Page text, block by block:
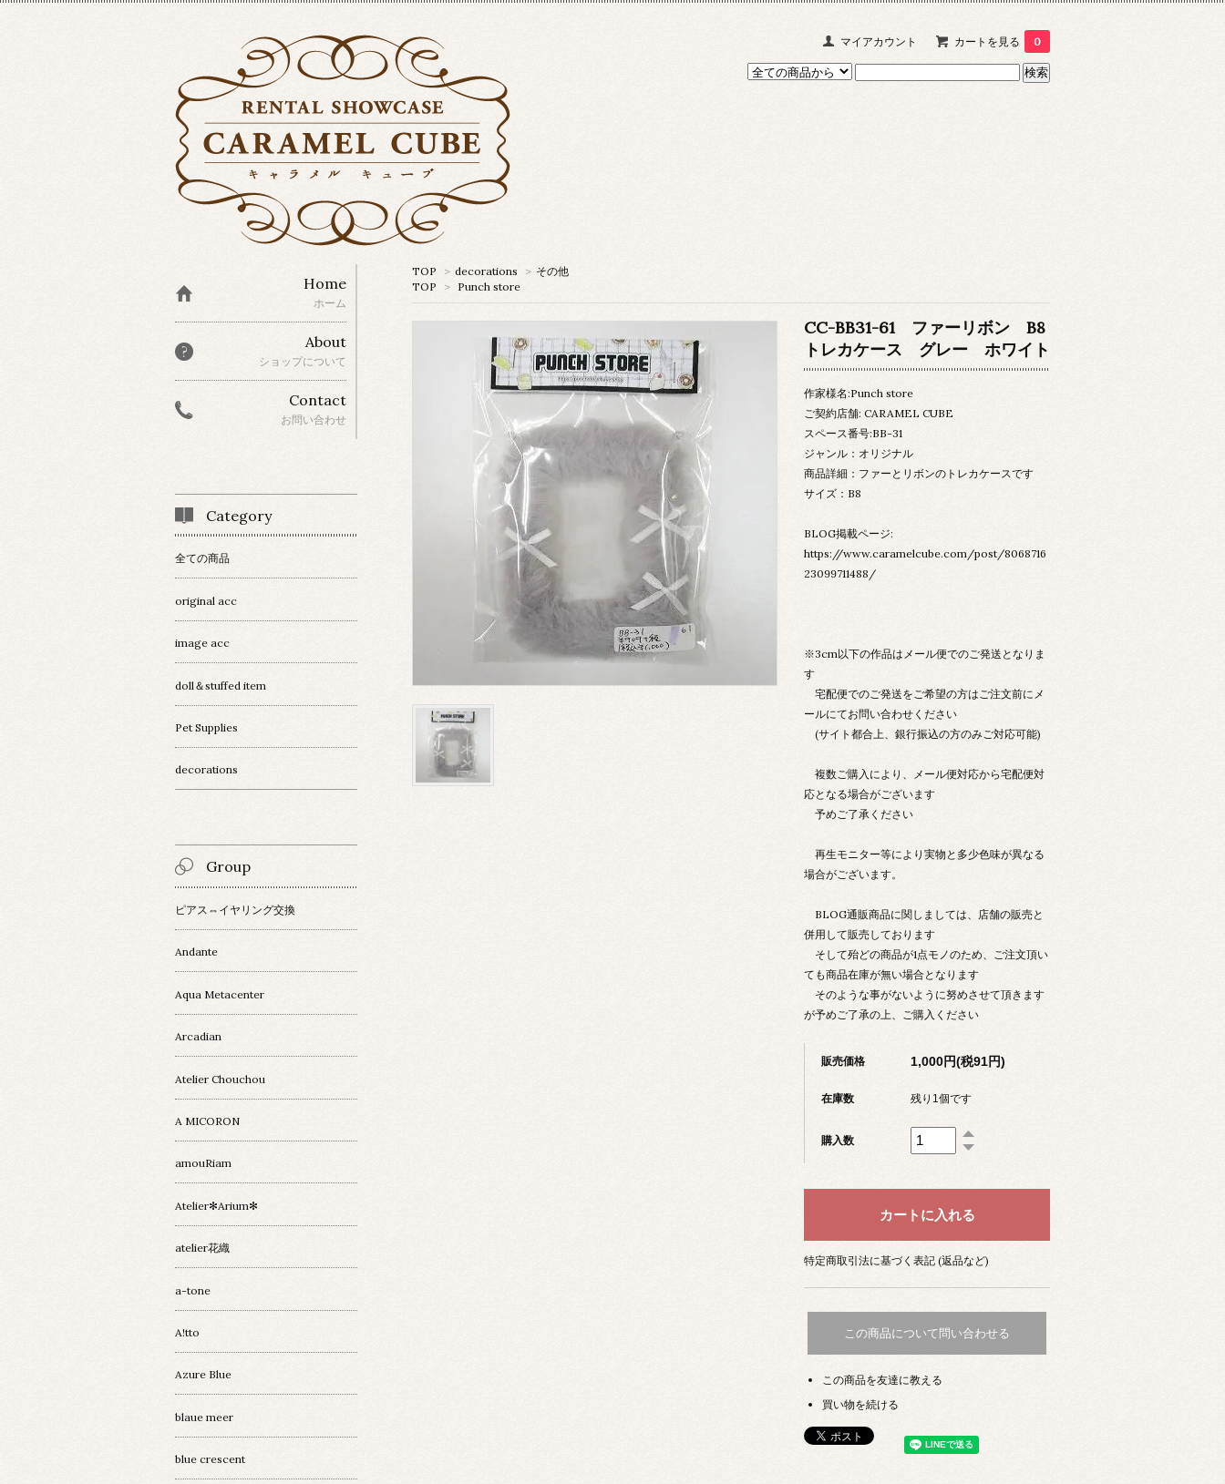
マイアカウント カートを見る 0
TOP > decorations > その他
TOP
> Punch store
CC-BB31-61 ファーリボン B8
トレカケース グレー ホワイト
作家様名:Punch store
ご契約店舗: CARAMEL CUBE
スペース番号:BB-31
ジャンル：オリジナル
商品詳細：ファーとリボンのトレカケースです
サイズ：B8
BLOG掲載ページ:
https://www.caramelcube.com/post/8068716
23099711488/
※3cm以下の作品はメール便でのご発送となりま
す
宅配便でのご発送をご希望の方はご注文前にメ
ールにてお問い合わせください
(サイト都合上、銀行振込の方のみご対応可能)
複数ご購入により、メール便対応から宅配便対
応となる場合がございます
予めご了承ください
再生モニター等により実物と多少色味が異なる
場合がございます。
BLOG通販商品に関しましては、店舗の販売と
併用して販売しております
そして殆どの商品が1点モノのため、ご注文頂い
ても商品在庫が無い場合となります
そのような事がないように努めさせて頂きます
が予めご了承の上、ご購入ください
販売価格 1,000円(税91円)
在庫数 残り1個です
購入数
特定商取引法に基づく表記 (返品など)
この商品について問い合わせる
この商品を友達に教える
買い物を続ける
Home
ホーム
About
ショップについて
Contact
お問い合わせ
Category
全ての商品
original acc
image acc
doll＆stuffed item
Pet Supplies
decorations
Group
ピアス⇔イヤリング交換
Andante
Aqua Metacenter
Arcadian
Atelier Chouchou
A MICORON
amouRiam
Atelier✻Arium✻
atelier花織
a-tone
A!tto
Azure Blue
blaue meer
blue crescent